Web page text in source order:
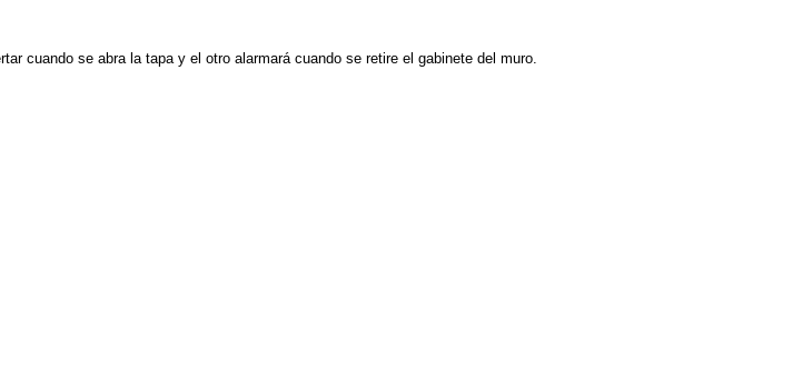
cuando se abra la tapa y el otro alarmará cuando se retire el gabinete del muro.